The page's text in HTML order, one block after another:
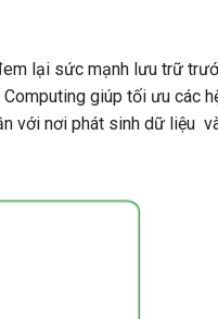
lại sức mạnh lưu trữ
giúp tối ưu các
với nơi phát sinh dữ liệu